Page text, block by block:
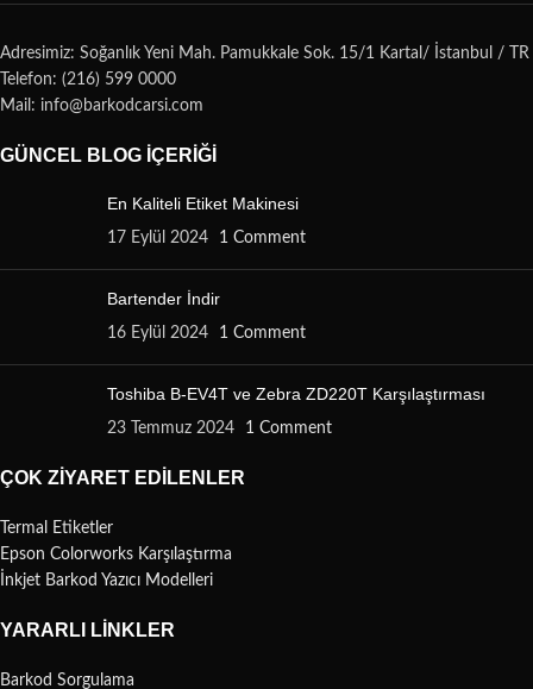
Adresimiz: Soğanlık Yeni Mah. Pamukkale Sok. 15/1 Kartal/ İstanbul / TR
Telefon: (216) 599 0000
Mail: info@barkodcarsi.com
GÜNCEL BLOG İÇERIĞI
En Kaliteli Etiket Makinesi
17 Eylül 2024 1 Comment
Bartender İndir
16 Eylül 2024 1 Comment
Toshiba B-EV4T ve Zebra ZD220T Karşılaştırması
23 Temmuz 2024 1 Comment
ÇOK ZIYARET EDILENLER
Termal Etiketler
Epson Colorworks Karşılaştırma
İnkjet Barkod Yazıcı Modelleri
YARARLI LINKLER
Barkod Sorgulama